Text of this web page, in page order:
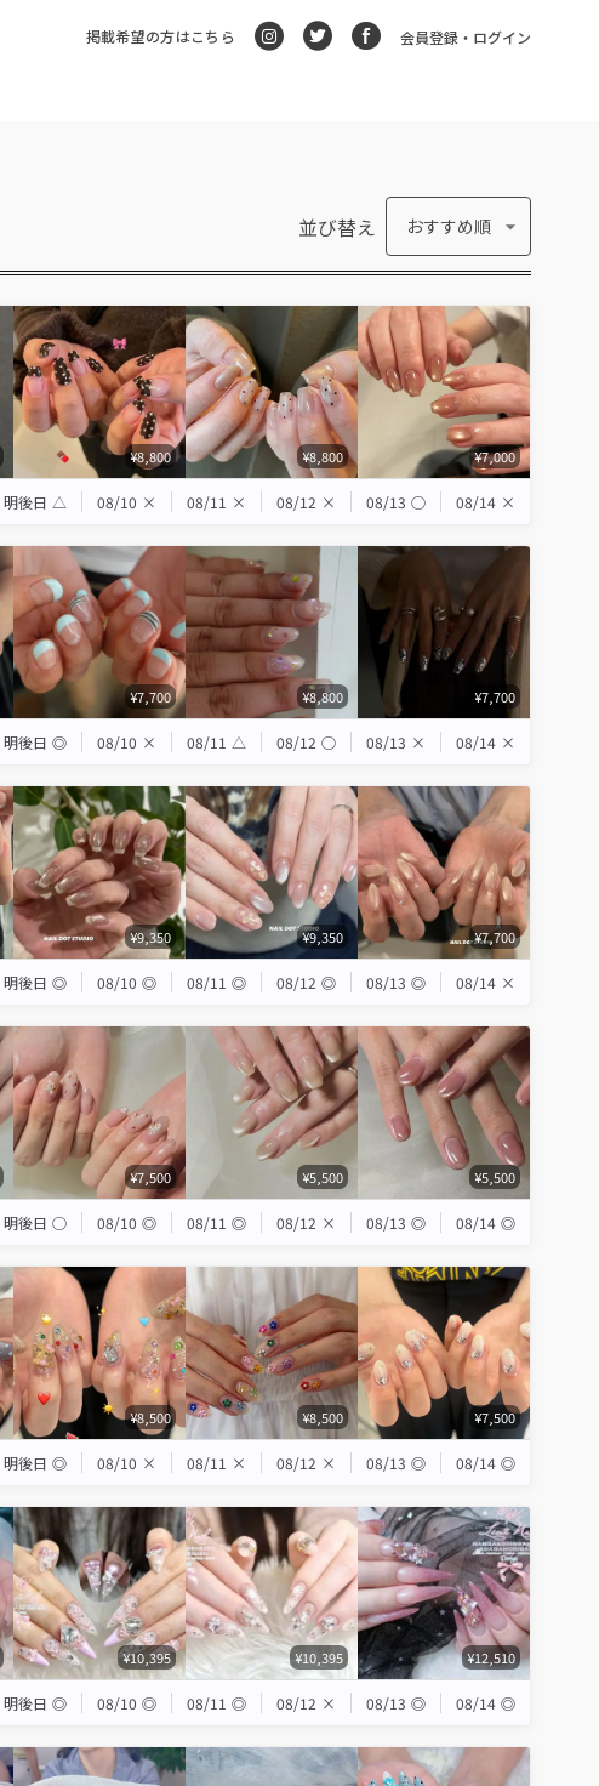
掲載希望の方はこちら 会員登録・ログイン
並び替え おすすめ順
¥8,800 ¥8,800 ¥7,000
明後日 △ 08/10 × 08/11 × 08/12 × 08/13 ◯ 08/14 ×
¥7,700 ¥8,800 ¥7,700
明後日 ◎ 08/10 × 08/11 △ 08/12 ◯ 08/13 × 08/14 ×
¥9,350 ¥9,350 ¥7,700
明後日 ◎ 08/10 ◎ 08/11 ◎ 08/12 ◎ 08/13 ◎ 08/14 ×
¥7,500 ¥5,500 ¥5,500
明後日 ◯ 08/10 ◎ 08/11 ◎ 08/12 × 08/13 ◎ 08/14 ◎
¥8,500 ¥8,500 ¥7,500
明後日 ◎ 08/10 × 08/11 × 08/12 × 08/13 ◎ 08/14 ◎
¥10,395 ¥10,395 ¥12,510
明後日 ◎ 08/10 ◎ 08/11 ◎ 08/12 × 08/13 ◎ 08/14 ◎